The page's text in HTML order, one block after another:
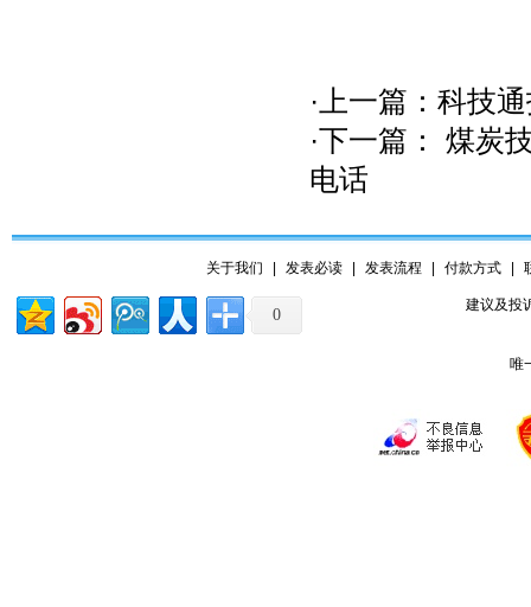
·上一篇： 科技
·下一篇：
煤炭
电话
关于我们 发表必读 发表流程 付款方式
0
建议及投
唯